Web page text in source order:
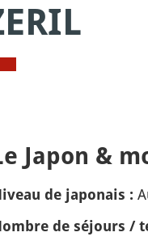
Japon &
de japonais :
de séjours /